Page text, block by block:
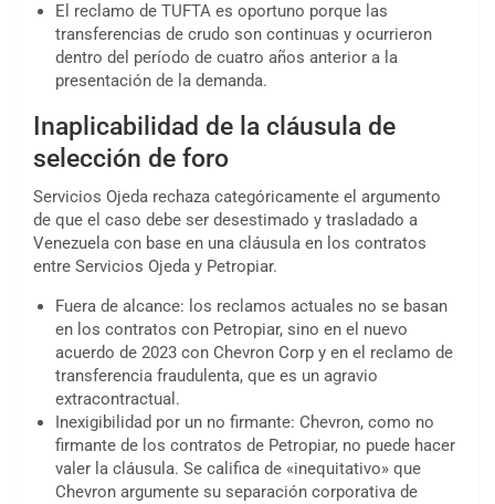
El reclamo de TUFTA es oportuno porque las
transferencias de crudo son continuas y ocurrieron
dentro del período de cuatro años anterior a la
presentación de la demanda.
Inaplicabilidad de la cláusula de
selección de foro
Servicios Ojeda rechaza categóricamente el argumento
de que el caso debe ser desestimado y trasladado a
Venezuela con base en una cláusula en los contratos
entre Servicios Ojeda y Petropiar.
Fuera de alcance: los reclamos actuales no se basan
en los contratos con Petropiar, sino en el nuevo
acuerdo de 2023 con Chevron Corp y en el reclamo de
transferencia fraudulenta, que es un agravio
extracontractual.
Inexigibilidad por un no firmante: Chevron, como no
firmante de los contratos de Petropiar, no puede hacer
valer la cláusula. Se califica de «inequitativo» que
Chevron argumente su separación corporativa de